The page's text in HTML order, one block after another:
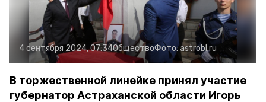
4 сентября 2024, 07:34ОбществоФото:astrobl.ru
В торжественной линейке принял участие
губернатор Астраханской области Игорь